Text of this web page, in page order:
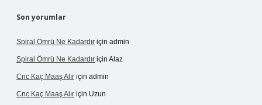
Son yorumlar
Spiral Ömrü Ne Kadardır için admin
Spiral Ömrü Ne Kadardır için Alaz
Cnc Kaç Maaş Alır için admin
Cnc Kaç Maaş Alır için Uzun